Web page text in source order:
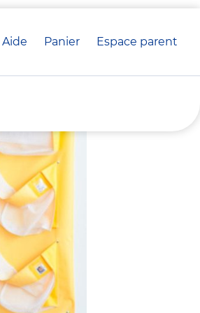
Aide Panier crèche(s)
Espace parent